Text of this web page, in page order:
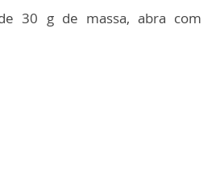
30 g de massa, abra com